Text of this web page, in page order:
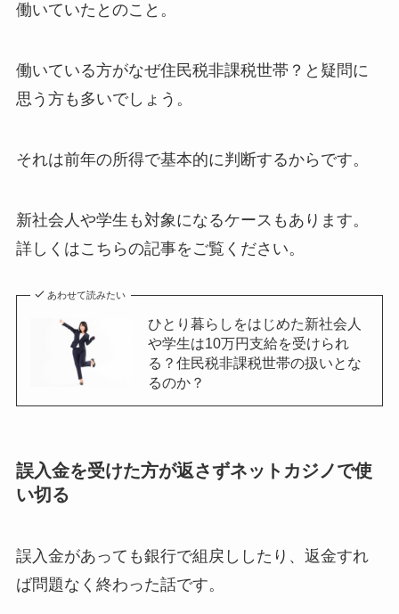
働いていたとのこと。
働いている方がなぜ住民税非課税世帯？と疑問に
思う方も多いでしょう。
それは前年の所得で基本的に判断するからです。
新社会人や学生も対象になるケースもあります。
詳しくはこちらの記事をご覧ください。
あわせて読みたい
ひとり暮らしをはじめた新社会人
や学生は10万円支給を受けられ
る？住民税非課税世帯の扱いとな
るのか？
誤入金を受けた方が返さずネットカジノで使
い切る
誤入金があっても銀行で組戻ししたり、返金すれ
ば問題なく終わった話です。